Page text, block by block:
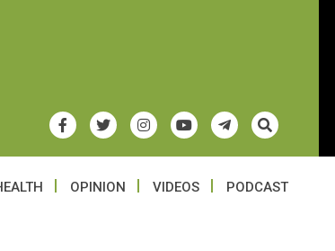
OPINION VIDEOS PODCAST